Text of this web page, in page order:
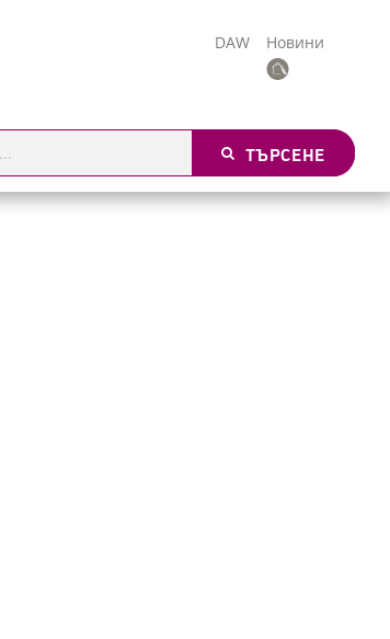
DAW Новини
ТЪРСЕНЕ